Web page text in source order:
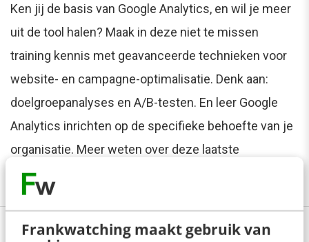
Frankwatching maakt gebruik van
Ken jij de basis van Google Analytics, en wil je meer
uit de tool halen? Maak in deze niet te missen
training kennis met geavanceerde technieken voor
website- en campagne-optimalisatie. Denk aan:
doelgroepanalyses en A/B-testen. En leer Google
Analytics inrichten op de specifieke behoefte van je
organisatie. Meer weten over deze laatste
advanced-training van de zomer?